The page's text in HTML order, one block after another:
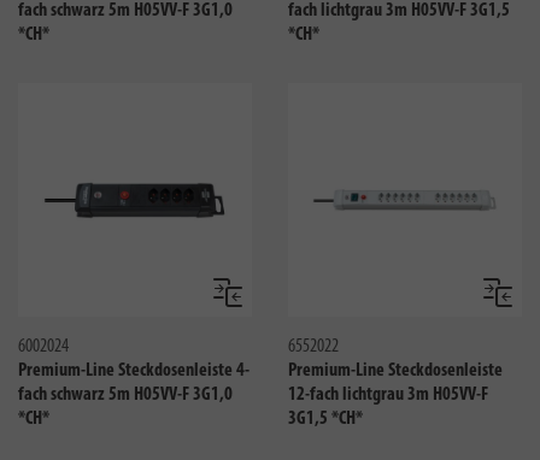
fach schwarz 5m H05VV-F 3G1,0
*CH*
fach lichtgrau 3m H05VV-F 3G1,5
*CH*
Vergleichen
6002024
Premium-Line Steckdosenleiste 4-
fach schwarz 5m H05VV-F 3G1,0
*CH*
6552022
Premium-Line Steckdosenleiste
12-fach lichtgrau 3m H05VV-F
3G1,5 *CH*